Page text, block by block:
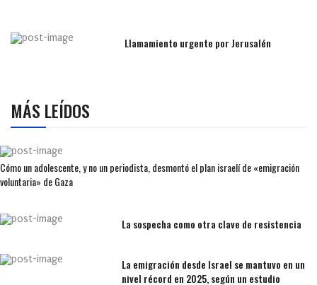
Llamamiento urgente por Jerusalén
MÁS LEÍDOS
Cómo un adolescente, y no un periodista, desmontó el plan israelí de «emigración
voluntaria» de Gaza
La sospecha como otra clave de resistencia
La emigración desde Israel se mantuvo en un
nivel récord en 2025, según un estudio